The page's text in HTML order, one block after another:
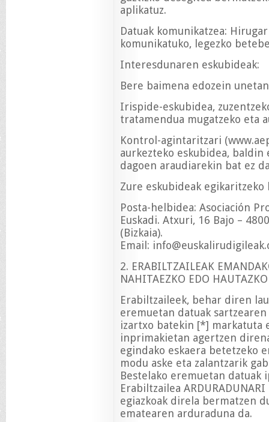
aplikatuz.
Datuak komunikatzea:
komunikatuko, legezko
Interesdunaren eskubideak:
Bere baimena edozein
Irispide-eskubidea,
tratamendua mugatzeko eta
Kontrol-agintaritzari
aurkezteko eskubidea,
dagoen araudiarekin bat ez
Zure eskubideak
Posta-helbidea: Asociación
Euskadi. Atxuri, 16 Bajo –
(Bizkaia).
Email:
2. ERABILTZAILEAK
NAHITAEZKO EDO
Erabiltzaileek, behar diren
eremuetan datuak
izartxo batekin [*] markatuta
inprimakietan agertzen
egindako eskaera betetzeko
modu aske eta zalantzarik
Bestelako eremuetan datuak
Erabiltzailea
egiazkoak direla bermatzen
ematearen arduraduna da.